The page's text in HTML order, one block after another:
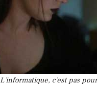
L'informatique, c'est pas